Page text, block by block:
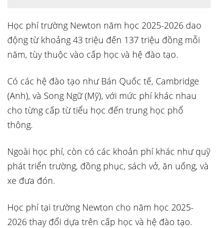
Học phí trường Newton năm học 2025-2026 dao
động từ khoảng 43 triệu đến 137 triệu đồng mỗi
năm, tùy thuộc vào cấp học và hệ đào tạo.
Có các hệ đào tạo như Bán Quốc tế, Cambridge
(Anh), và Song Ngữ (Mỹ), với mức phí khác nhau
cho từng cấp từ tiểu học đến trung học phổ
thông.
Ngoài học phí, còn có các khoản phí khác như quỹ
phát triển trường, đồng phục, sách vở, ăn uống, và
xe đưa đón.
Học phí tại trường Newton cho năm học 2025-
2026 thay đổi dựa trên cấp học và hệ đào tạo.